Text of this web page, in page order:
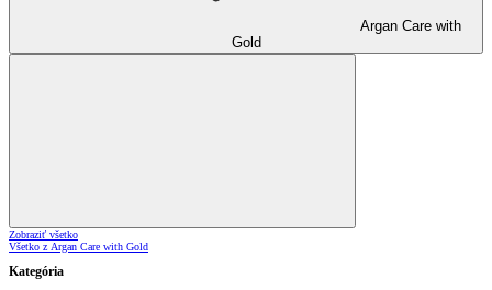
Argan Care with
Gold
Zobraziť všetko
Všetko z Argan Care with Gold
Kategória